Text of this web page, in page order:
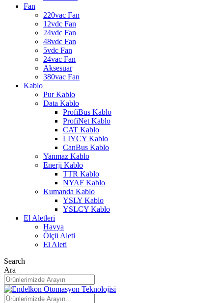
Fan
220vac Fan
12vdc Fan
24vdc Fan
48vdc Fan
5vdc Fan
24vac Fan
Aksesuar
380vac Fan
Kablo
Pur Kablo
Data Kablo
ProfiBus Kablo
ProfiNet Kablo
CAT Kablo
LIYCY Kablo
CanBus Kablo
Yanmaz Kablo
Enerji Kablo
TTR Kablo
NYAF Kablo
Kumanda Kablo
YSLY Kablo
YSLCY Kablo
El Aletleri
Havya
Ölçü Aleti
El Aleti
Search
Ara